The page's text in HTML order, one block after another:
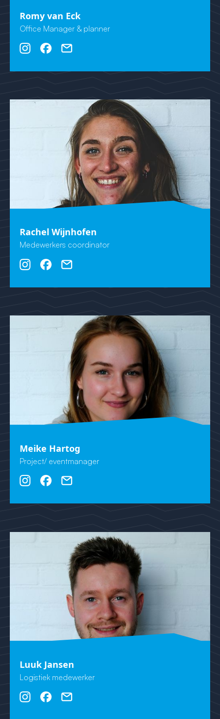
Romy van Eck
Office Manager & planner
Rachel Wijnhofen
Medewerkers coordinator
Meike Hartog
Project/ eventmanager
Luuk Jansen
Logistiek medewerker